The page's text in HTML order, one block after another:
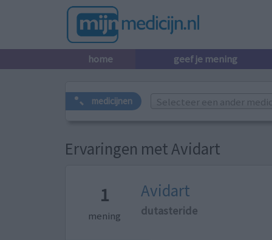
home geef je mening
medicijnen Selecteer een ander
Ervaringen met Avidart
1
mening
Avidart
dutasteride